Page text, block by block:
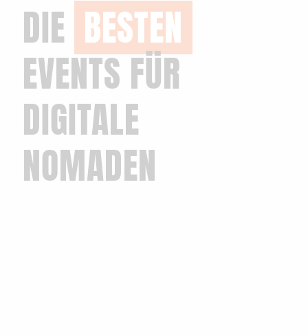
DIE BESTEN
EVENTS FÜR
DIGITALE
NOMADEN